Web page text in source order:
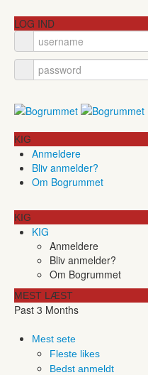
LOG IND
KIG
Anmeldere
Bliv anmelder?
Om Bogrummet
KIG
KIG
Anmeldere
Bliv anmelder?
Om Bogrummet
MEST LÆST
Past 3 Months
Mest sete
Fleste likes
Bedst anmeldt